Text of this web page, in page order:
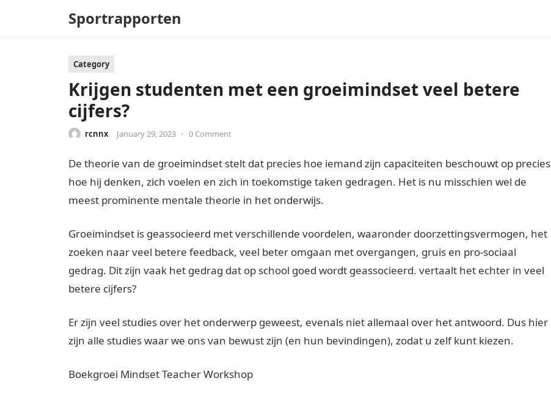
Sportrapporten
Category
Krijgen studenten met een groeimindset veel betere
cijfers?
rcnnx January 29, 2023 • 0 Comment
De theorie van de groeimindset stelt dat precies hoe iemand zijn capaciteiten beschouwt op precies
hoe hij denken, zich voelen en zich in toekomstige taken gedragen. Het is nu misschien wel de
meest prominente mentale theorie in het onderwijs.
Groeimindset is geassocieerd met verschillende voordelen, waaronder doorzettingsvermogen, het
zoeken naar veel betere feedback, veel beter omgaan met overgangen, gruis en pro-sociaal
gedrag. Dit zijn vaak het gedrag dat op school goed wordt geassocieerd. vertaalt het echter in veel
betere cijfers?
Er zijn veel studies over het onderwerp geweest, evenals niet allemaal over het antwoord. Dus hier
zijn alle studies waar we ons van bewust zijn (en hun bevindingen), zodat u zelf kunt kiezen.
Boekgroei Mindset Teacher Workshop